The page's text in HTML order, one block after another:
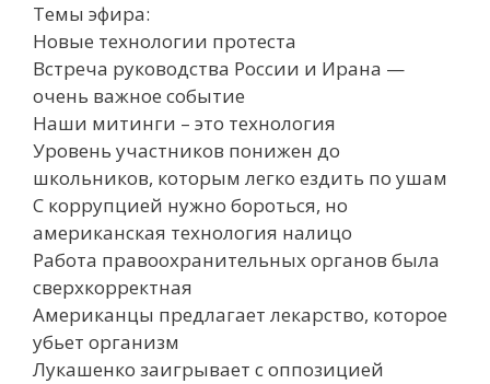
Темы эфира:
Новые технологии протеста
Встреча руководства России и Ирана —
очень важное событие
Наши митинги – это технология
Уровень участников понижен до
школьников, которым легко ездить по ушам
С коррупцией нужно бороться, но
американская технология налицо
Работа правоохранительных органов была
сверхкорректная
Американцы предлагает лекарство, которое
убьет организм
Лукашенко заигрывает с оппозицией